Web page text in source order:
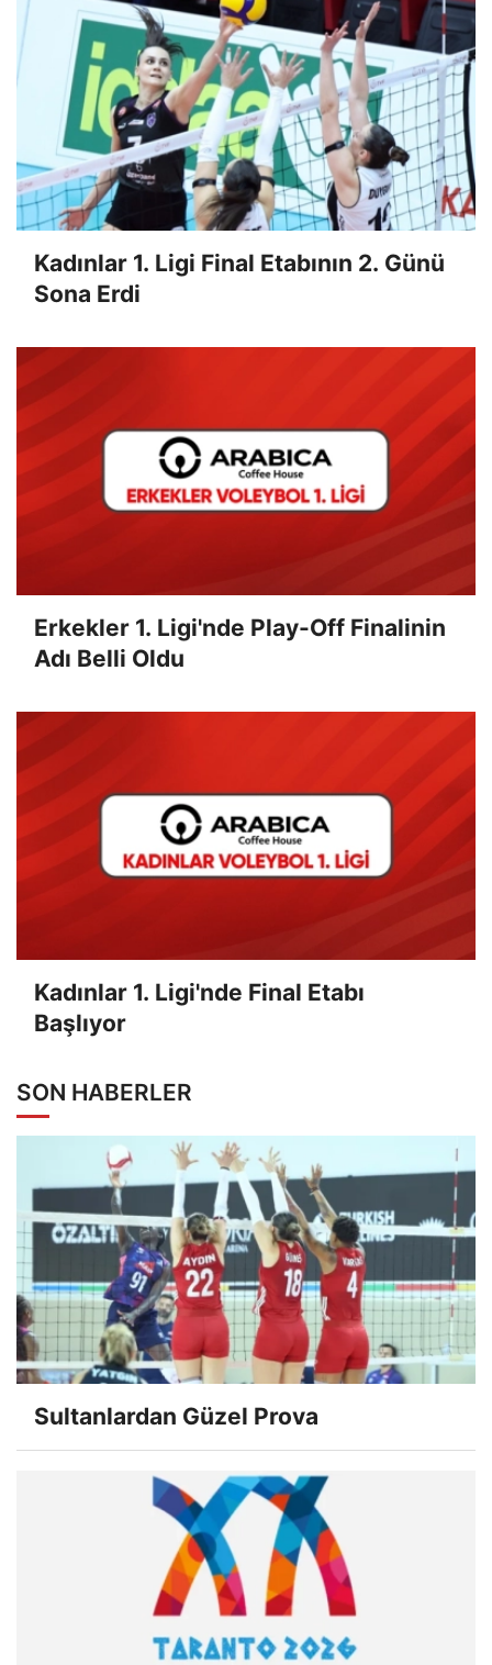
Kadınlar 1. Ligi Final Etabının 2. Günü
Sona Erdi
Erkekler 1. Ligi'nde Play-Off Finalinin
Adı Belli Oldu
Kadınlar 1. Ligi'nde Final Etabı
Başlıyor
SON HABERLER
Sultanlardan Güzel Prova